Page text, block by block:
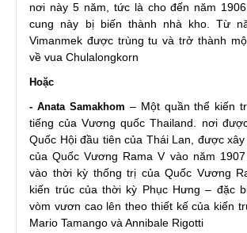
nơi này 5 năm, tức là cho đến năm
cung này bị biến thành nhà kho. Từ
Vimanmek được trùng tu và trở thành
về vua Chulalongkorn
Hoặc
-Anata Samakhom – Một quần thể kiến
tiếng của Vương quốc Thailand. nơi
Quốc Hội đầu tiên của Thái Lan, được
của Quốc Vương Rama V vào năm
vào thời kỳ thống trị của Quốc Vương
kiến trúc của thời kỳ Phục Hưng – đặc
vòm vươn cao lên theo thiết kế của kiến
Mario Tamango và Annibale Rigotti